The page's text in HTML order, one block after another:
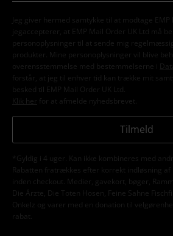
Jeg giver hermed samtykke til at modtage EMP
jegaccepterer, at EMP Mail Order UK Ltd må
personoplysninger til at sende mig
produkter. Mine personoplysninger vil blive
overensstemmelse med bestemmelserne i
forstår, at jeg til enhver tid kan trække mit
besked til EMP Mail Order UK Ltd.
Klik her
for at afmelde nyhedsbrevet.
Tilmeld
*Gyldig i 4 uger. Kan ikke kombineres med
Rabatten fratrækkes efter korrekt indløsning af
inden checkout. Medier, gavekort, bøger,
Die Ärzte, Die Toten Hosen, Feine Sahne
Onkelz og varer med en donation til
rabat.